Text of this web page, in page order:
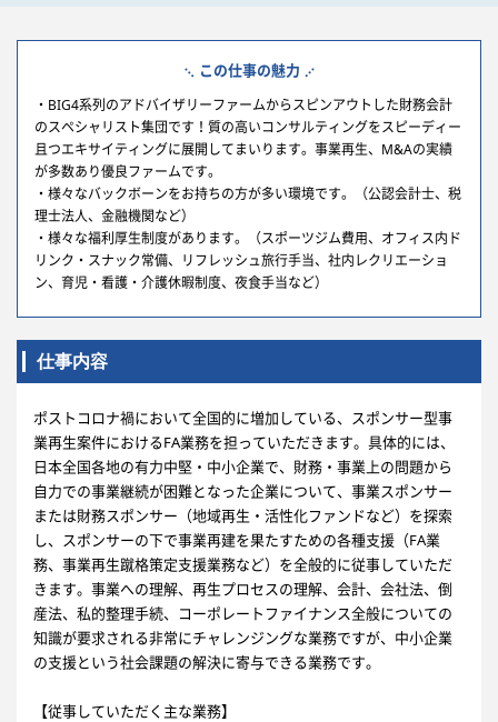
この仕事の魅力
・BIG4系列のアドバイザリーファームからスピンアウトした財務会計
のスペシャリスト集団です！質の高いコンサルティングをスピーディー
且つエキサイティングに展開してまいります。事業再生、M&Aの実績
が多数あり優良ファームです。
・様々なバックボーンをお持ちの方が多い環境です。（公認会計士、税
理士法人、金融機関など）
・様々な福利厚生制度があります。（スポーツジム費用、オフィス内ド
リンク・スナック常備、リフレッシュ旅行手当、社内レクリエーショ
ン、育児・看護・介護休暇制度、夜食手当など）
仕事内容
ポストコロナ禍において全国的に増加している、スポンサー型事
業再生案件におけるFA業務を担っていただきます。具体的には、
日本全国各地の有力中堅・中小企業で、財務・事業上の問題から
自力での事業継続が困難となった企業について、事業スポンサー
または財務スポンサー（地域再生・活性化ファンドなど）を探索
し、スポンサーの下で事業再建を果たすための各種支援（FA業
務、事業再生蹴格策定支援業務など）を全般的に従事していただ
きます。事業への理解、再生プロセスの理解、会計、会社法、倒
産法、私的整理手続、コーポレートファイナンス全般についての
知識が要求される非常にチャレンジングな業務ですが、中小企業
の支援という社会課題の解決に寄与できる業務です。
【従事していただく主な業務】